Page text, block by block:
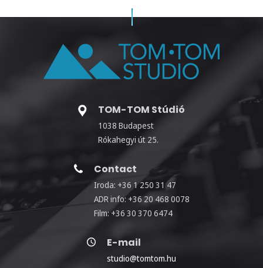
TOM-TOM Stúdió
1038 Budapest
Rókahegyi út 25.
Contact
Iroda: +36 1 250 31 47
ADR info: +36 20 468 0078
Film: +36 30 370 6474
E-mail
studio@tomtom.hu